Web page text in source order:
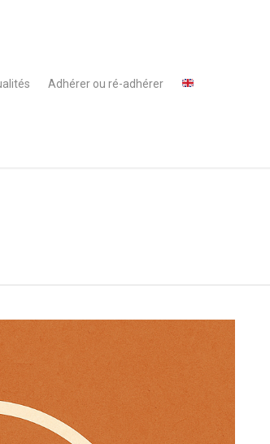
Adhérer ou ré-adhérer